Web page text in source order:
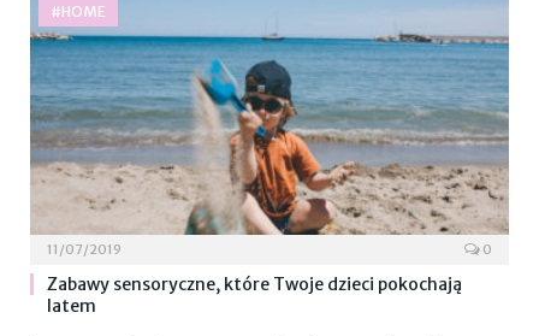
#HOME
11/07/2019 0
Zabawy sensoryczne, które Twoje dzieci pokochają
latem